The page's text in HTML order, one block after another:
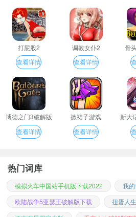
打屁股2
查看详情
调教女仆2
查看详情
骨
博德之门3破解版
查看详情
掀裙子游戏
查看详情
新大
热门词库
模拟火车中国站手机版下载2022
我
欧陆战争5亚瑟王破解版下载
扭蛋人